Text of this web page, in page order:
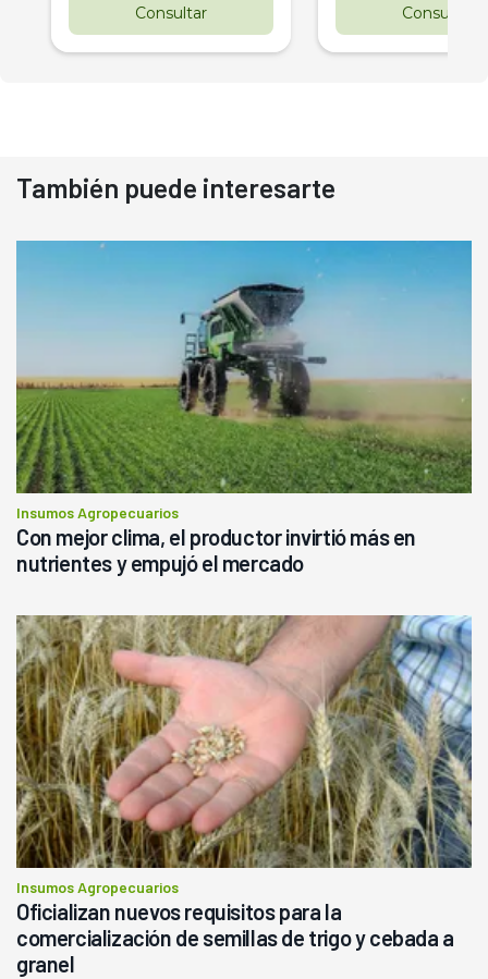
Consultar Consultar
También puede interesarte
Insumos Agropecuarios
Con mejor clima, el productor invirtió más en
nutrientes y empujó el mercado
Insumos Agropecuarios
Oficializan nuevos requisitos para la
comercialización de semillas de trigo y cebada a
granel